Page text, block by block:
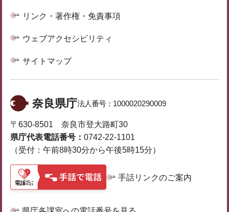
リンク・著作権・免責事項
ウェブアクセシビリティ
サイトマップ
奈良県庁法人番号： 1000020290009
〒630-8501 奈良市登大路町30
県庁代表電話番号： 0742-22-1101
（受付：午前8時30分から午後5時15分）
手話リンクのご案内